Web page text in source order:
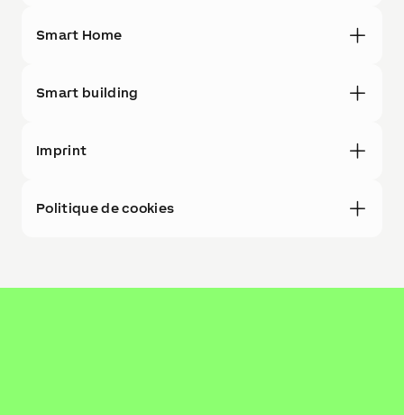
Smart Home
Smart building
Imprint
Politique de cookies